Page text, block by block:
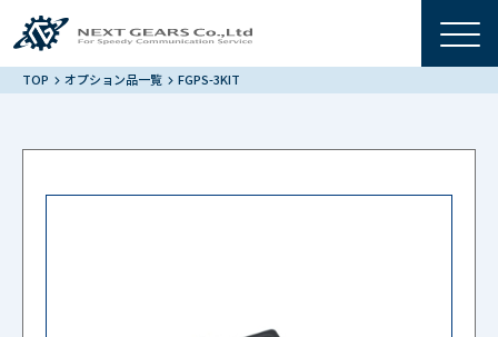
TOP オプション品一覧 FGPS-3KIT